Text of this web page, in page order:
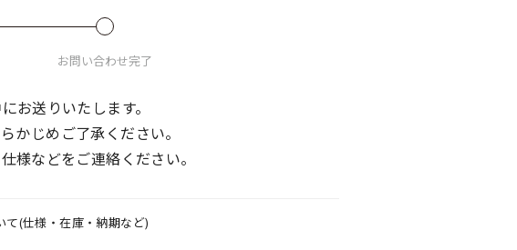
お問い合わせ完了
お送りいたします。
かじめご了承ください。
様などをご連絡ください。
て(仕様・在庫・納期など)